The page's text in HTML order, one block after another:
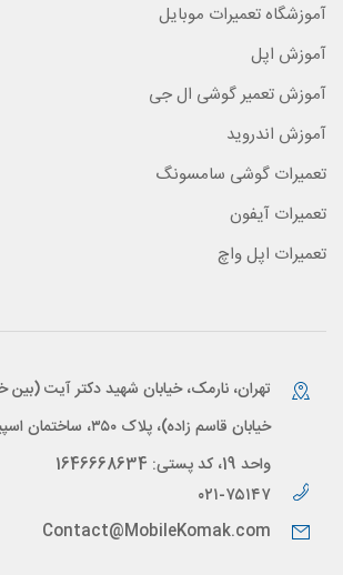
آموزشگاه تعمیرات موبایل
آموزش اپل
آموزش تعمیر گوشی ال جی
آموزش اندروید
تعمیرات گوشی سامسونگ
تعمیرات آیفون
تعمیرات اپل واچ
تهران، نارمک، خیابان شهید دکتر آیت (بین
خیابان قاسم زاده)، پلاک
واحد 19، کد پستی: 1646668634
۰۲۱-۷۵۱۴۷
Contact@MobileKomak.com